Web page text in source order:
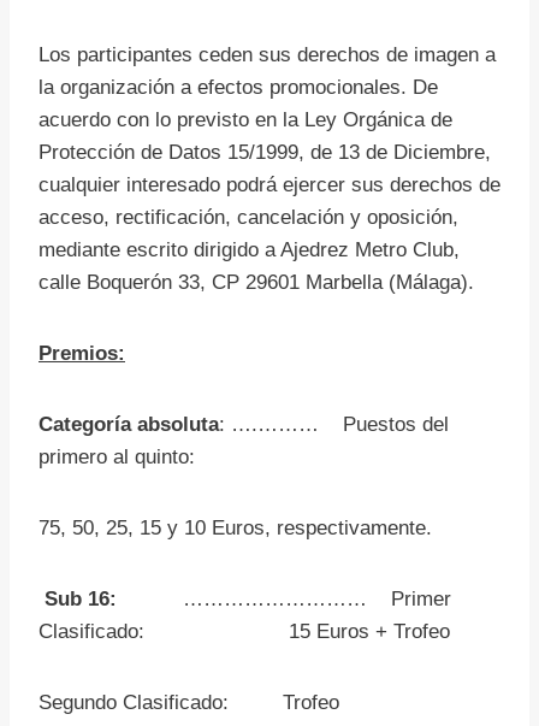
Los participantes ceden sus derechos de imagen a
la organización a efectos promocionales. De
acuerdo con lo previsto en la Ley Orgánica de
Protección de Datos 15/1999, de 13 de Diciembre,
cualquier interesado podrá ejercer sus derechos de
acceso, rectificación, cancelación y oposición,
mediante escrito dirigido a Ajedrez Metro Club,
calle Boquerón 33, CP 29601 Marbella (Málaga).
Premios:
Categoría absoluta: ….……… Puestos del
primero al quinto:
75, 50, 25, 15 y 10 Euros, respectivamente.
Sub 16:
……………………… Primer
Clasificado: 15 Euros + Trofeo
Segundo Clasificado: Trofeo